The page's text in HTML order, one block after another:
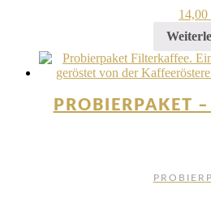
14,00
PROBIERPAKET